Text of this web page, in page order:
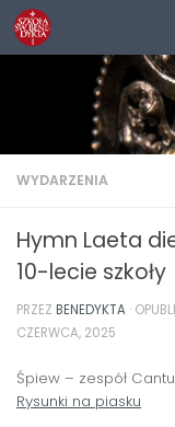
Przejdź do treści
WYDARZENIA
Hymn Laeta
10-lecie szkoły
PRZEZ BENEDYKTA ·
CZERWCA, 2025
Śpiew – zespół
Rysunki na piasku